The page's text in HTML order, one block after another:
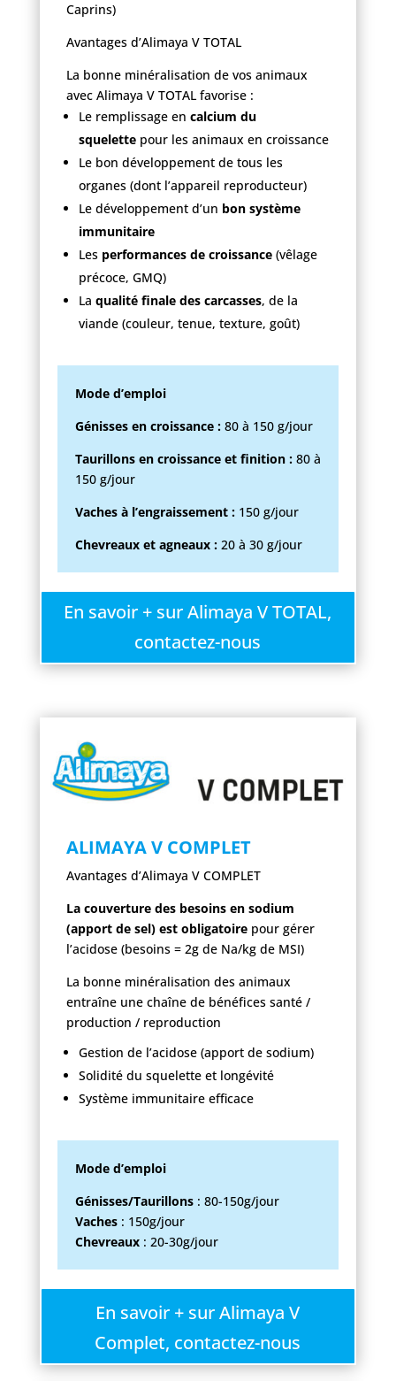
Caprins)
Avantages d’Alimaya V TOTAL
La bonne minéralisation de vos animaux
avec Alimaya V TOTAL favorise :
Le remplissage en calcium du
squelette pour les animaux en croissance
Le bon développement de tous les
organes (dont l’appareil reproducteur)
Le développement d’un bon système
immunitaire
Les performances de croissance (vêlage
précoce, GMQ)
La qualité finale des carcasses, de la
viande (couleur, tenue, texture, goût)
Mode d’emploi
Génisses en croissance : 80 à 150 g/jour
Taurillons en croissance et finition : 80 à
150 g/jour
Vaches à l’engraissement : 150 g/jour
Chevreaux et agneaux : 20 à 30 g/jour
En savoir + sur Alimaya V TOTAL,
contactez-nous
ALIMAYA V COMPLET
Avantages d’Alimaya V COMPLET
La couverture des besoins en sodium
(apport de sel) est obligatoire pour gérer
l’acidose (besoins = 2g de Na/kg de MSI)
La bonne minéralisation des animaux
entraîne une chaîne de bénéfices santé /
production / reproduction
Gestion de l’acidose (apport de sodium)
Solidité du squelette et longévité
Système immunitaire efficace
Mode d’emploi
Génisses/Taurillons: 80-150g/jour
Vaches: 150g/jour
Chevreaux: 20-30g/jour
En savoir + sur Alimaya V
Complet, contactez-nous